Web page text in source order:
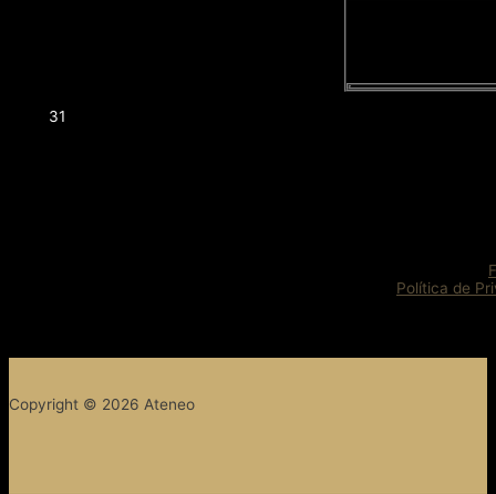
31
Política de
Copyright © 2026 Ateneo